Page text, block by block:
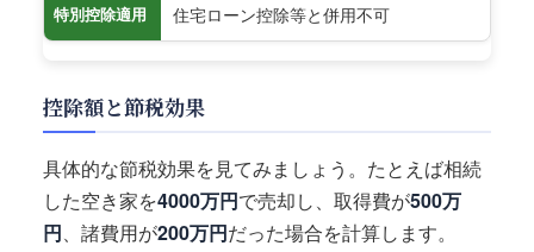
特別控除適用 住宅ローン控除等と併用不可
控除額と節税効果
具体的な節税効果を見てみましょう。たとえば相続
した空き家を4000万円で売却し、取得費が500万
円、諸費用が200万円だった場合を計算します。